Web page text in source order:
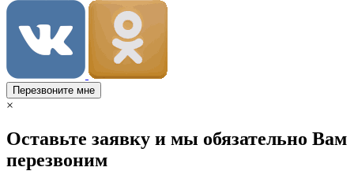
Перезвоните мне
×
Оставьте заявку и мы обязательно Вам
перезвоним